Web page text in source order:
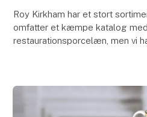
Roy Kirkham har et stort
omfatter et kæmpe katalog
restaurationsporcelæn, men vi